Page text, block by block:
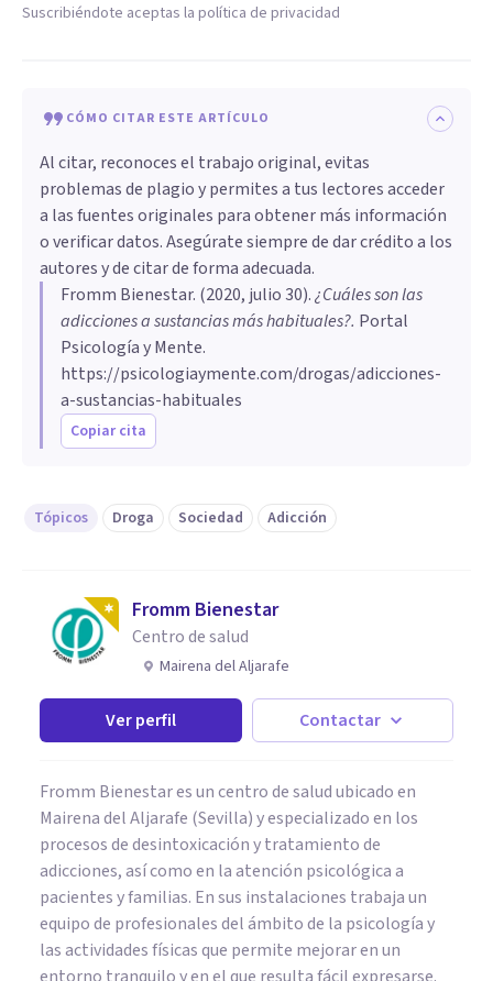
Suscribiéndote aceptas la política de privacidad
CÓMO CITAR ESTE ARTÍCULO
Al citar, reconoces el trabajo original, evitas
problemas de plagio y permites a tus lectores acceder
a las fuentes originales para obtener más información
o verificar datos. Asegúrate siempre de dar crédito a los
autores y de citar de forma adecuada.
Fromm Bienestar. (2020, julio 30).¿Cuáles son las
adicciones a sustancias más habituales?. Portal
Psicología y Mente.
https://psicologiaymente.com/drogas/adicciones-
a-sustancias-habituales
Copiar cita
Tópicos Droga Sociedad Adicción
Fromm Bienestar
Centro de salud
Mairena del Aljarafe
Ver perfil Contactar
Fromm Bienestar es un centro de salud ubicado en
Mairena del Aljarafe (Sevilla) y especializado en los
procesos de desintoxicación y tratamiento de
adicciones, así como en la atención psicológica a
pacientes y familias. En sus instalaciones trabaja un
equipo de profesionales del ámbito de la psicología y
las actividades físicas que permite mejorar en un